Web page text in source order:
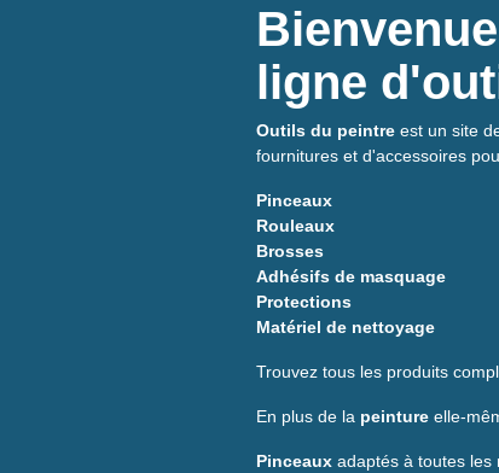
ligne
Outils du peintre est un site
fournitures et d'accessoires
Pinceaux
Rouleaux
Brosses
Adhésifs de masquage
Protections
Matériel de nettoyage
Trouvez tous les produits
En plus de la peinture elle-
Pinceaux adaptés à toutes les